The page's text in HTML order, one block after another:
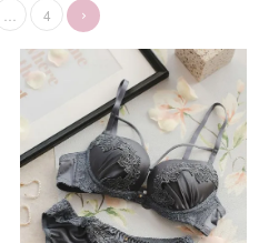
4